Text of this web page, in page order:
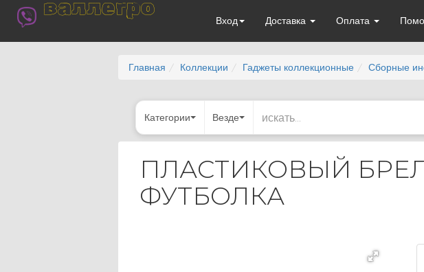
валлегро
Вход Доставка Оплата
Главная Коллекции Гаджеты коллекционные Сборные
Категории Везде
ПЛАСТИКОВЫЙ
ФУТБОЛКА